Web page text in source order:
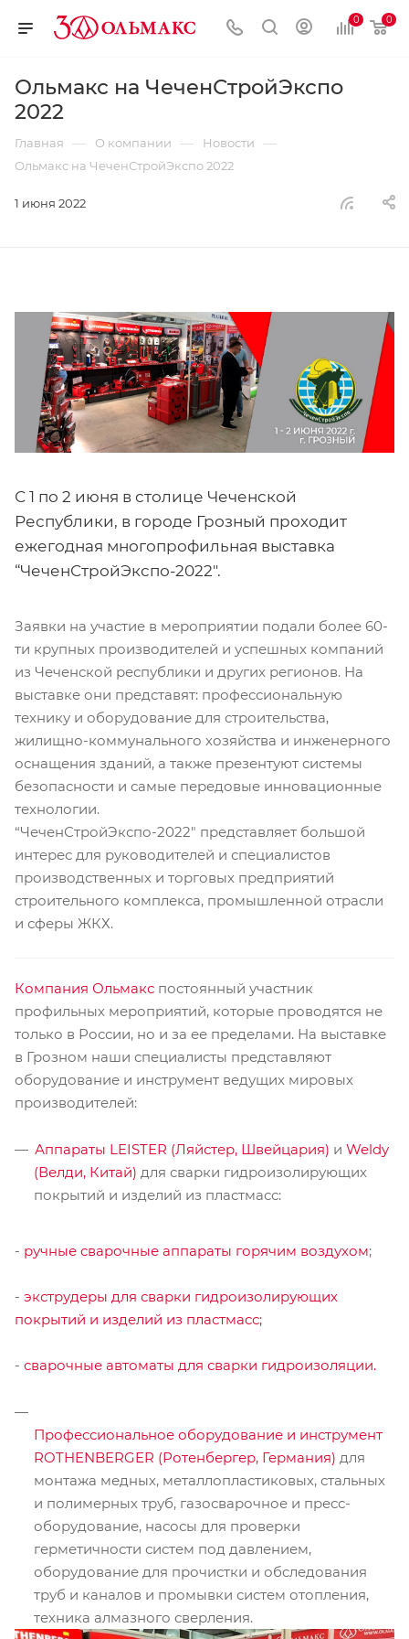
0 0
Ольмакс на ЧеченСтройЭкспо
2022
Главная — О компании — Новости —
Ольмакс на ЧеченСтройЭкспо 2022
1 июня 2022
С 1 по 2 июня в столице Чеченской
Республики, в городе Грозный проходит
ежегодная многопрофильная выставка
“ЧеченСтройЭкспо-2022″.
Заявки на участие в мероприятии подали более 60-
ти крупных производителей и успешных компаний
из Чеченской республики и других регионов. На
выставке они представят: профессиональную
технику и оборудование для строительства,
жилищно-коммунального хозяйства и инженерного
оснащения зданий, а также презентуют системы
безопасности и самые передовые инновационные
технологии.
“ЧеченСтройЭкспо-2022″ представляет большой
интерес для руководителей и специалистов
производственных и торговых предприятий
строительного комплекса, промышленной отрасли
и сферы ЖКХ.
Компания Ольмакс постоянный участник
профильных мероприятий, которые проводятся не
только в России, но и за ее пределами. На выставке
в Грозном наши специалисты представляют
оборудование и инструмент ведущих мировых
производителей:
Аппараты LEISTER (Ляйстер, Швейцария) и Weldy
(Велди, Китай) для сварки гидроизолирующих
покрытий и изделий из пластмасс:
- ручные сварочные аппараты горячим воздухом;
- экструдеры для сварки гидроизолирующих
покрытий и изделий из пластмасс;
- сварочные автоматы для сварки гидроизоляции.
Профессиональное оборудование и инструмент
ROTHENBERGER (Ротенбергер, Германия) для
монтажа медных, металлопластиковых, стальных
и полимерных труб, газосварочное и пресс-
оборудование, насосы для проверки
герметичности систем под давлением,
оборудование для прочистки и обследования
труб и каналов и промывки систем отопления,
техника алмазного сверления.